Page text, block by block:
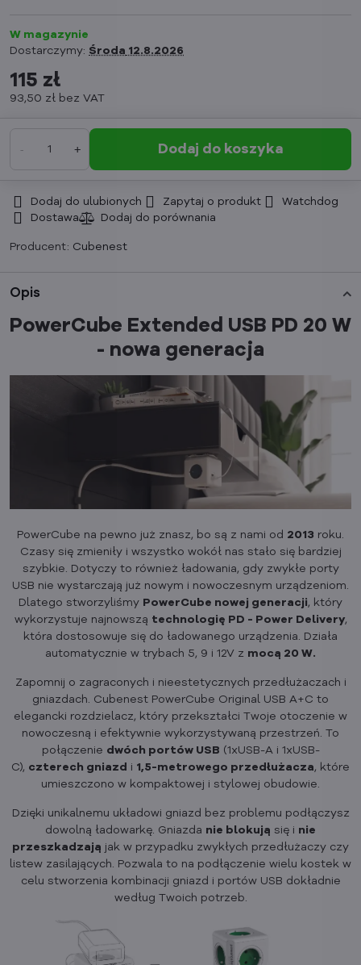
W magazynie
Dostarczymy: Środa 12.8.2026
115 zł
93,50 zł bez VAT
Dodaj do koszyka
Dodaj do ulubionych Zapytaj o produkt
Watchdog
Dostawa
Producent: Cubenest
Opis
PowerCube Extended USB PD 20 W
- nowa generacja
PowerCube na pewno już znasz, bo są z nami od 2013 roku.
Czasy się zmieniły i wszystko wokół nas stało się bardziej
szybkie. Dotyczy to również ładowania, gdy zwykłe porty
USB nie wystarczają już nowym i nowoczesnym urządzeniom.
Dlatego stworzyliśmy PowerCube nowej generacji, który
wykorzystuje najnowszą technologię PD - Power Delivery,
która dostosowuje się do ładowanego urządzenia. Działa
automatycznie w trybach 5, 9 i 12V z mocą 20 W.
Zapomnij o zagraconych i nieestetycznych przedłużaczach i
gniazdach. Cubenest PowerCube Original USB A+C to
elegancki rozdzielacz, który przekształci Twoje otoczenie w
nowoczesną i efektywnie wykorzystywaną przestrzeń. To
połączenie dwóch portów USB (1xUSB-A i 1xUSB-
C), czterech gniazd i 1,5-metrowego przedłużacza, które
umieszczono w kompaktowej i stylowej obudowie.
Dzięki unikalnemu układowi gniazd bez problemu podłączysz
dowolną ładowarkę. Gniazda nie blokują się i nie
przeszkadzają jak w przypadku zwykłych przedłużaczy czy
listew zasilających. Pozwala to na podłączenie wielu kostek w
celu stworzenia kombinacji gniazd i portów USB dokładnie
według Twoich potrzeb.